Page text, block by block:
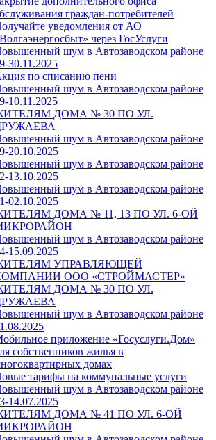
граждан-потребителей
уведомления от АО
через ГосУслуги
шум в Автозаводском районе
30.11.2025
по списанию пени
шум в Автозаводском районе
10.11.2025
ДОМА № 30 ПО УЛ.
шум в Автозаводском районе
20.10.2025
шум в Автозаводском районе
13.10.2025
шум в Автозаводском районе
02.10.2025
ДОМА № 11, 13 ПО УЛ. 6-ОЙ
шум в Автозаводском районе
15.09.2025
УПРАВЛЯЮЩЕЙ
ООО «СТРОЙМАСТЕР»
ДОМА № 30 ПО УЛ.
шум в Автозаводском районе
приложение «Госуслуги.Дом»
собственников жилья в
домах
тарифы на коммунальные услуги
шум в Автозаводском районе
14.07.2025
ДОМА № 41 ПО УЛ. 6-ОЙ